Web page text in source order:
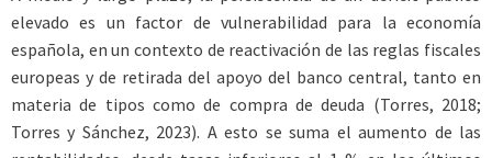
elevado es un factor de vulnerabilidad para la economía
española, en un contexto de reactivación de las reglas fiscales
europeas y de retirada del apoyo del banco central, tanto en
materia de tipos como de compra de deuda (Torres, 2018;
Torres y Sánchez, 2023). A esto se suma el aumento de las